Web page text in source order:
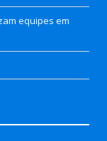
equipes em